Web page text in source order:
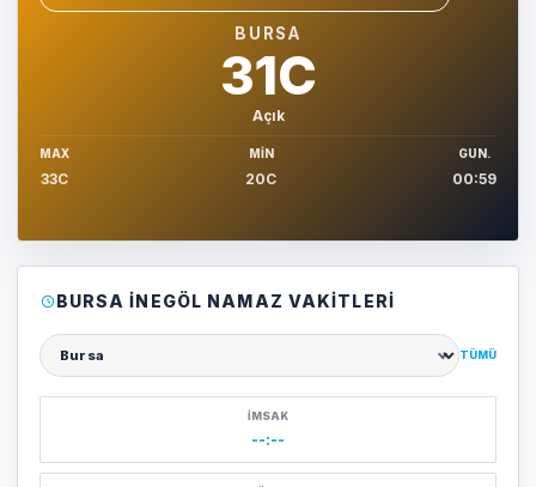
Sehir sec
BURSA
31C
Açık
MAX
33C
MIN
20C
GUN.
00:59
BURSA İNEGÖL NAMAZ VAKITLERI
Şehir seçin
TÜMÜ
İMSAK
--:--